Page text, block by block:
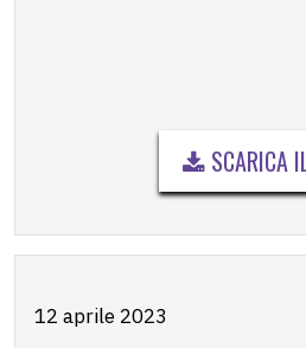
SCARICA
12 aprile 2023